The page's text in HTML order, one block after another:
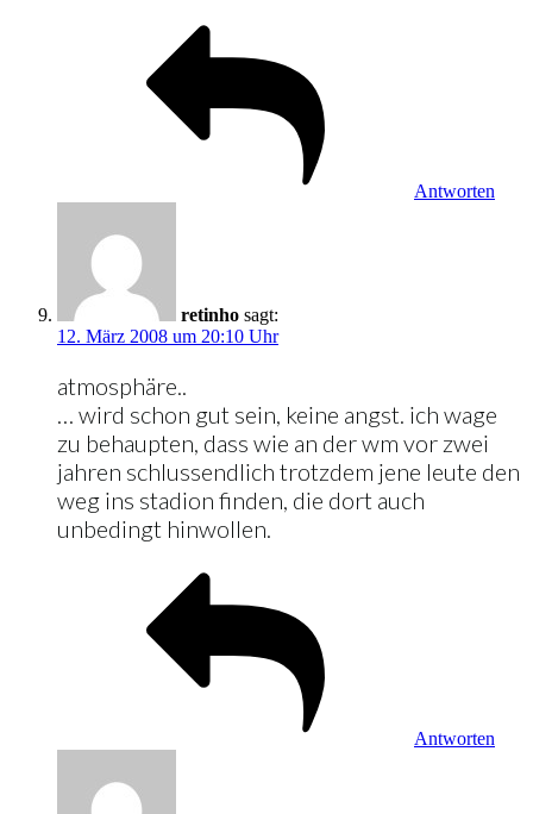
Antworten
retinho sagt:
12. März 2008 um 20:10 Uhr
atmosphäre..
… wird schon gut sein, keine angst. ich wage
zu behaupten, dass wie an der wm vor zwei
jahren schlussendlich trotzdem jene leute den
weg ins stadion finden, die dort auch
unbedingt hinwollen.
Antworten